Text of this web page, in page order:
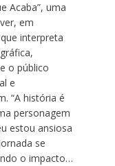
Acaba”, uma
em
interpreta
o público
e
“A história é
personagem
estou ansiosa
se
o impacto…